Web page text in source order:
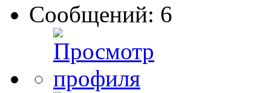
Сообщений: 6